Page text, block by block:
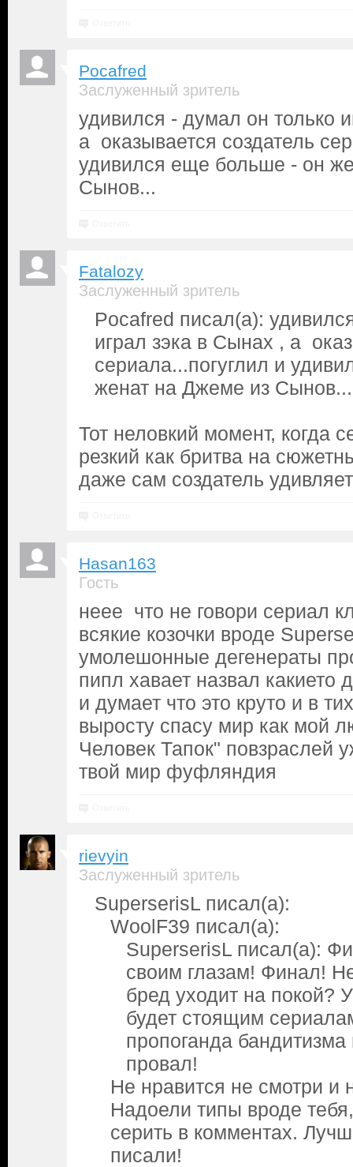
Pocafred
Заслуженный зритель
удивился - думал он только
а оказывается создатель
удивился еще больше - он
Сынов...
Fatalozy
Заслуженный зритель
Pocafred писал(а):
играл зэка в Сынах , а
сериала...погуглил и
женат на Джеме из Сынов...
Тот неловкий момент, когда
резкий как бритва на
даже сам создатель
Hasan163
Гость
неее что не говори сериал
всякие козочки вроде
умолешонные дегенераты
пипл хавает назвал какието
и думает что это круто и в
выросту спасу мир как мой
Человек Тапок" повзраслей
твой мир фуфляндия
rievyin
Заслуженный зритель
SuperserisL писал(а):
WoolF39 писал(а):
SuperserisL писал(а):
своим глазам! Финал!
бред уходит на покой?
будет стоящим
пропоганда бандитизма
провал!
Не нравится не смотри и
Надоели типы вроде
серить в комментах.
писали!